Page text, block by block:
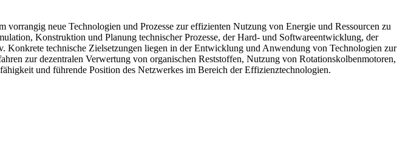
neue Technologien und Prozesse zur effizienten Nutzung von Energie und Ressourcen zu
Konstruktion und Planung technischer Prozesse, der Hard- und Softwareentwicklung, der
technische Zielsetzungen liegen in der Entwicklung und Anwendung von Technologien zur
zur dezentralen Verwertung von organischen Reststoffen, Nutzung von Rotationskolbenmotoren,
und führende Position des Netzwerkes im Bereich der Effizienztechnologien.